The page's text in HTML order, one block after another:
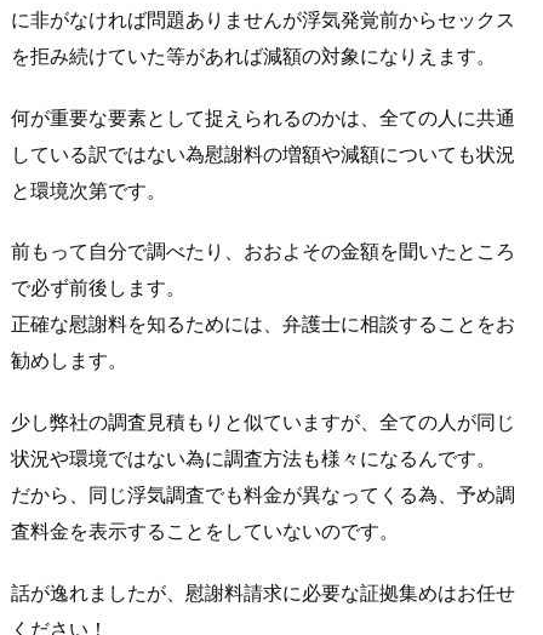
に非がなければ問題ありませんが浮気発覚前からセックス
を拒み続けていた等があれば減額の対象になりえます。
何が重要な要素として捉えられるのかは、全ての人に共通
している訳ではない為慰謝料の増額や減額についても状況
と環境次第です。
前もって自分で調べたり、おおよその金額を聞いたところ
で必ず前後します。
正確な慰謝料を知るためには、弁護士に相談することをお
勧めします。
少し弊社の調査見積もりと似ていますが、全ての人が同じ
状況や環境ではない為に調査方法も様々になるんです。
だから、同じ浮気調査でも料金が異なってくる為、予め調
査料金を表示することをしていないのです。
話が逸れましたが、慰謝料請求に必要な証拠集めはお任せ
ください！